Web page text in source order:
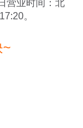
营业时间：北
。